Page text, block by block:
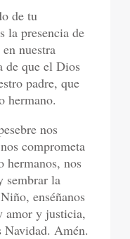
de tu
la presencia de
nuestra
de que el Dios
padre, que
hermano.
nos
comprometa
hermanos, nos
sembrar la
enséñanos
amor y justicia,
Amén.